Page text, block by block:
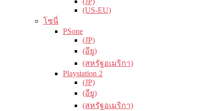
(US-EU)
โซนี่
PSone
(JP)
(อียู)
(สหรัฐอเมริกา)
Playstation 2
(JP)
(อียู)
(สหรัฐอเมริกา)